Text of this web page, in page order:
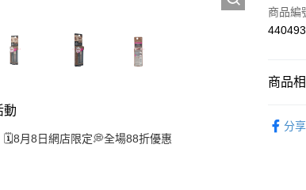
動
🗓️8月8日網店限定💭全場88折優惠
信用卡
商品編
440493
商品
分享